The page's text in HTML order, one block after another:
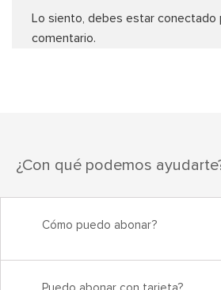
Lo siento, debes estar conectado
comentario.
¿Con qué podemos
Cómo puedo abonar?